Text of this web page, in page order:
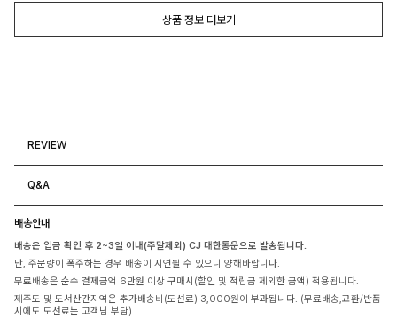
상품 정보 더보기
REVIEW
Q&A
배송안내
배송은 입금 확인 후 2~3일 이내(주말제외) CJ 대한통운으로 발송됩니다.
단, 주문량이 폭주하는 경우 배송이 지연될 수 있으니 양해바랍니다.
무료배송은 순수 결제금액 6만원 이상 구매시(할인 및 적립금 제외한 금액) 적용됩니다.
제주도 및 도서산간지역은 추가배송비(도선료) 3,000원이 부과됩니다. (무료배송,교환/반품
시에도 도선료는 고객님 부담)